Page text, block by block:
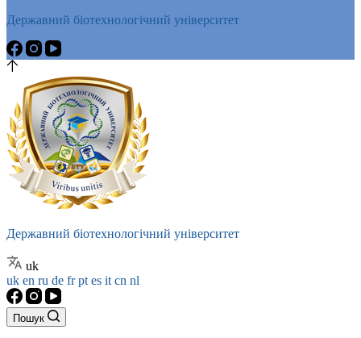
Державний біотехнологічний університет
Державний біотехнологічний університет
uk
uk en ru de frpt es it cn nl
Пошук